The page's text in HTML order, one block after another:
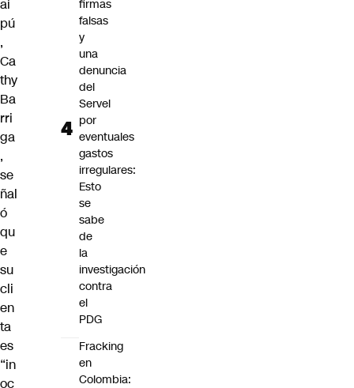
ai
pú
,
Ca
thy
Ba
rri
ga
,
se
ñal
ó
qu
e
su
cli
en
ta
es
“in
oc
firmas
falsas
y
una
denuncia
del
Servel
por
eventuales
gastos
irregulares:
Esto
se
sabe
de
la
investigación
contra
el
PDG
Fracking
en
Colombia: